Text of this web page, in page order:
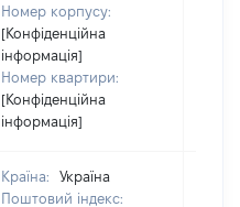
Номер корпусу:
[Конфіденційна
інформація]
Номер квартири:
[Конфіденційна
інформація]
Країна:
Україна
Поштовий індекс: